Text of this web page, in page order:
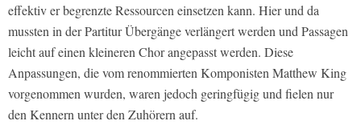
effektiv er begrenzte Ressourcen einsetzen kann. Hier und da
mussten in der Partitur Übergänge verlängert werden und Passagen
leicht auf einen kleineren Chor angepasst werden. Diese
Anpassungen, die vom renommierten Komponisten Matthew King
vorgenommen wurden, waren jedoch geringfügig und fielen nur
den Kennern unter den Zuhörern auf.